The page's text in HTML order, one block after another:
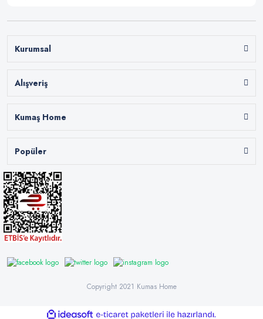
Kurumsal
Alışveriş
Kumaş Home
Popüler
Copyright 2021 Kumas Home
ideasoft e-